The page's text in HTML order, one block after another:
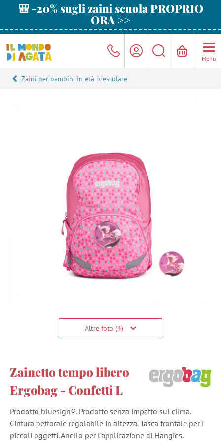
🎒 -20% sugli zaini scuola PROPRIO
ORA >>
Menu
Zaini per bambini in età prescolare
Altre foto (4)
Zainetto tempo libero
Ergobag - Confetti L
Prodotto bluesign®. Prodotto senza impatto sul clima.
Cintura pettorale regolabile in altezza. Tasca frontale per i
piccoli oggetti. Anello per l'applicazione di Hangies.